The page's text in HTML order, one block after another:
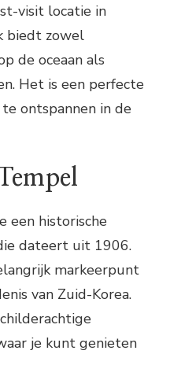
visit locatie in
biedt zowel
de oceaan als
Het is een perfecte
ontspannen in de
een historische
dateert uit 1906.
markeerpunt
van Zuid-Korea.
je kunt genieten